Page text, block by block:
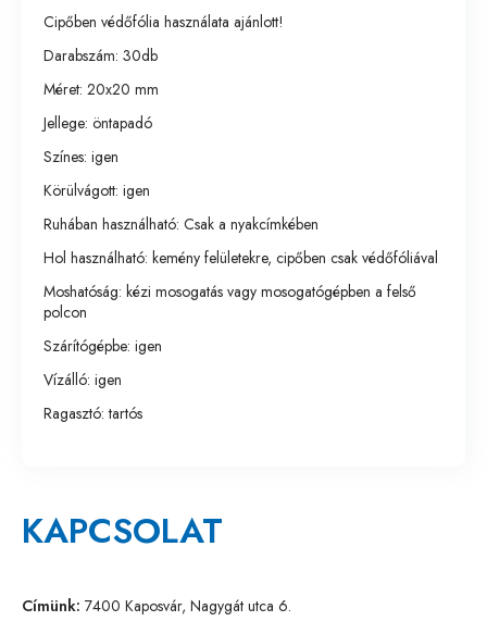
Cipőben védőfólia használata ajánlott!
Darabszám: 30db
Méret: 20x20 mm
Jellege: öntapadó
Színes: igen
Körülvágott: igen
Ruhában használható: Csak a nyakcímkében
Hol használható: kemény felületekre, cipőben csak védőfóliával
Moshatóság: kézi mosogatás vagy mosogatógépben a felső
polcon
Szárítógépbe: igen
Vízálló: igen
Ragasztó: tartós
KAPCSOLAT
Címünk: 7400 Kaposvár, Nagygát utca 6.